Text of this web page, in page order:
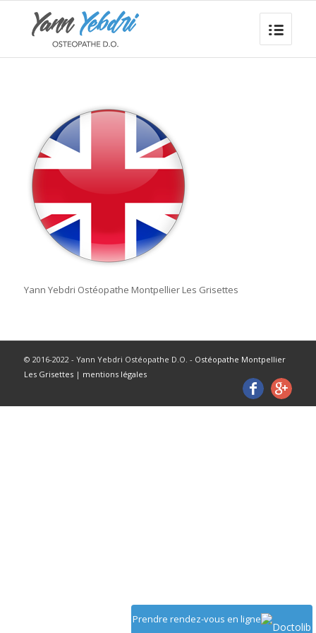
Prendre rendez-vous en ligne
Yann Yebdri Ostéopathe Montpellier Les Grisettes
© 2016-2022 - Yann Yebdri Ostéopathe D.O. - Ostéopathe Montpellier
Les Grisettes| mentions légales